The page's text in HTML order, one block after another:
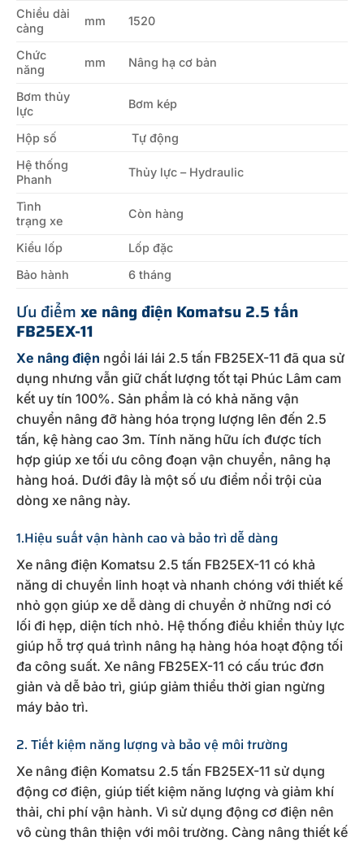
Chiều dài
càng
mm 1520
Chức
năng
mm Nâng hạ cơ bản
Bơm thủy
lực
Bơm kép
Hộp số
Tự động
Hệ thống
Phanh
Thủy lực – Hydraulic
Tình
trạng xe
Còn hàng
Kiểu lốp
Lốp đặc
Bảo hành
6 tháng
Ưu điểm xe nâng điện Komatsu 2.5 tấn
FB25EX-11
Xe nâng điện ngồi lái lái 2.5 tấn FB25EX-11 đã qua sử
dụng nhưng vẫn giữ chất lượng tốt tại Phúc Lâm cam
kết uy tín 100%. Sản phẩm là có khả năng vận
chuyển nâng đỡ hàng hóa trọng lượng lên đến 2.5
tấn, kệ hàng cao 3m. Tính năng hữu ích được tích
hợp giúp xe tối ưu công đoạn vận chuyển, nâng hạ
hàng hoá. Dưới đây là một số ưu điểm nổi trội của
dòng xe nâng này.
1.Hiệu suất vận hành cao và bảo trì dễ dàng
Xe nâng điện Komatsu 2.5 tấn FB25EX-11 có khả
năng di chuyển linh hoạt và nhanh chóng với thiết kế
nhỏ gọn giúp xe dễ dàng di chuyển ở những nơi có
lối đi hẹp, diện tích nhỏ. Hệ thống điều khiển thủy lực
giúp hỗ trợ quá trình nâng hạ hàng hóa hoạt động tối
đa công suất. Xe nâng FB25EX-11 có cấu trúc đơn
giản và dễ bảo trì, giúp giảm thiểu thời gian ngừng
máy bảo trì.
2. Tiết kiệm năng lượng và bảo vệ môi trường
Xe nâng điện Komatsu 2.5 tấn FB25EX-11 sử dụng
động cơ điện, giúp tiết kiệm năng lượng và giảm khí
thải, chi phí vận hành. Vì sử dụng động cơ điện nên
vô cùng thân thiện với môi trường. Càng nâng thiết kế